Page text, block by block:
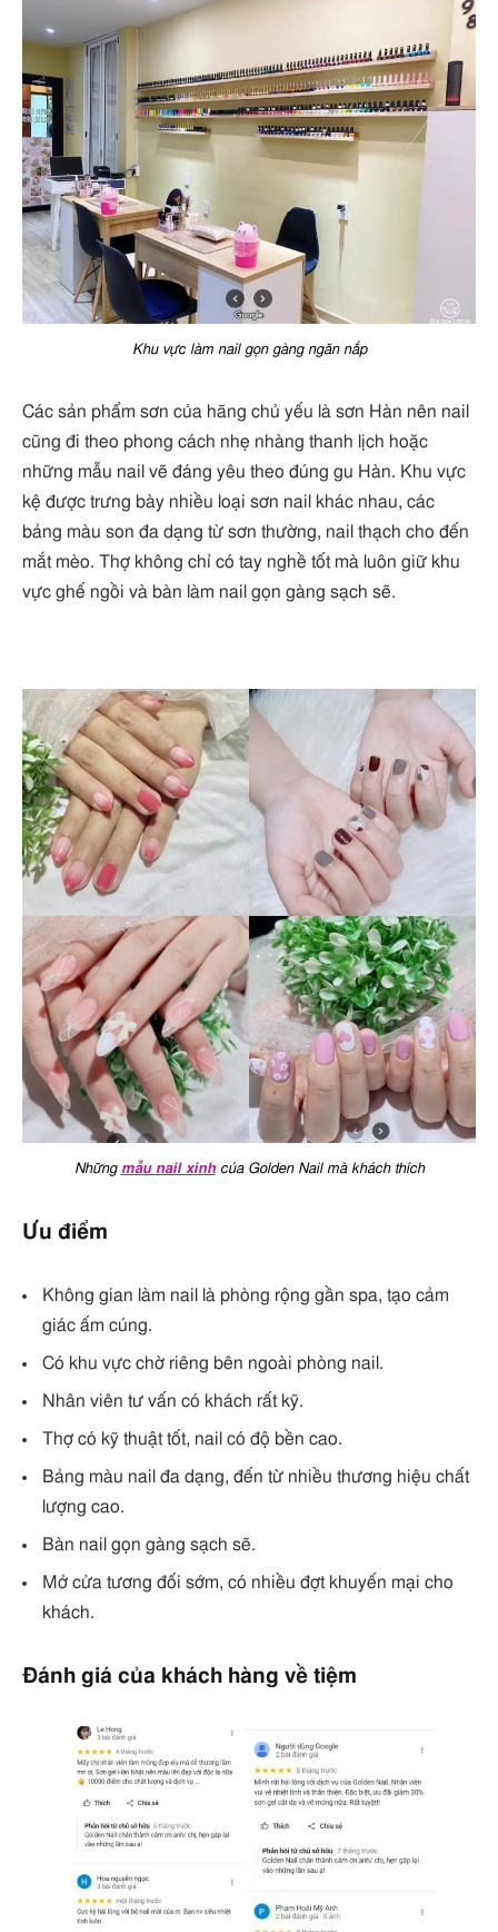
Khu vực làm nail gọn gàng ngăn nắp
Các sản phẩm sơn của hãng chủ yếu là sơn Hàn nên nail
cũng đi theo phong cách nhẹ nhàng thanh lịch hoặc
những mẫu nail vẽ đáng yêu theo đúng gu Hàn. Khu vực
kệ được trưng bày nhiều loại sơn nail khác nhau, các
bảng màu son đa dạng từ sơn thường, nail thạch cho đến
mắt mèo. Thợ không chỉ có tay nghề tốt mà luôn giữ khu
vực ghế ngồi và bàn làm nail gọn gàng sạch sẽ.
Những mẫu nail xinhcủa Golden Nail mà khách thích
Ưu điểm
Không gian làm nail là phòng rộng gần spa, tạo cảm
giác ấm cúng.
Có khu vực chờ riêng bên ngoài phòng nail.
Nhân viên tư vấn có khách rất kỹ.
Thợ có kỹ thuật tốt, nail có độ bền cao.
Bảng màu nail đa dạng, đến từ nhiều thương hiệu chất
lượng cao.
Bàn nail gọn gàng sạch sẽ.
Mở cửa tương đối sớm, có nhiều đợt khuyến mại cho
khách.
Đánh giá của khách hàng về tiệm